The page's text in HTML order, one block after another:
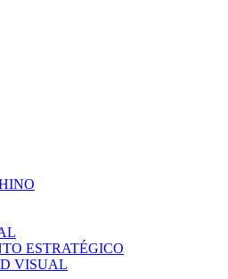
ESTRATÉGICO
VISUAL